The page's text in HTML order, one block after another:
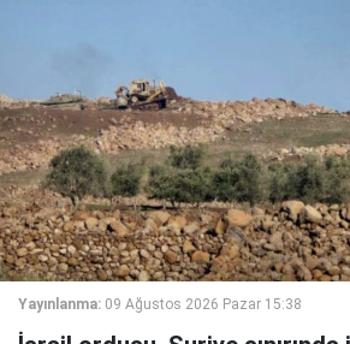
Yayınlanma: 09 Ağustos 2026 Pazar 15:38